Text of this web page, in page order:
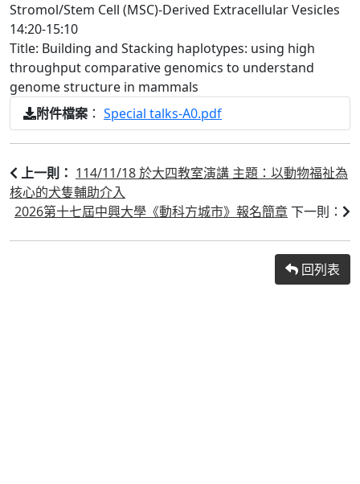
Stromol/Stem Cell (MSC)-Derived Extracellular Vesicles
14:20-15:10
Title: Building and Stacking haplotypes: using high
throughput comparative genomics to understand
genome structure in mammals
附件檔案 ： Special talks-A0.pdf
上一則：
114/11/18 於大四教室演講 主題：以動物福祉為
核心的犬隻輔助介入
2026第十七屆中興大學《動科方城市》報名簡章下一則：
回列表